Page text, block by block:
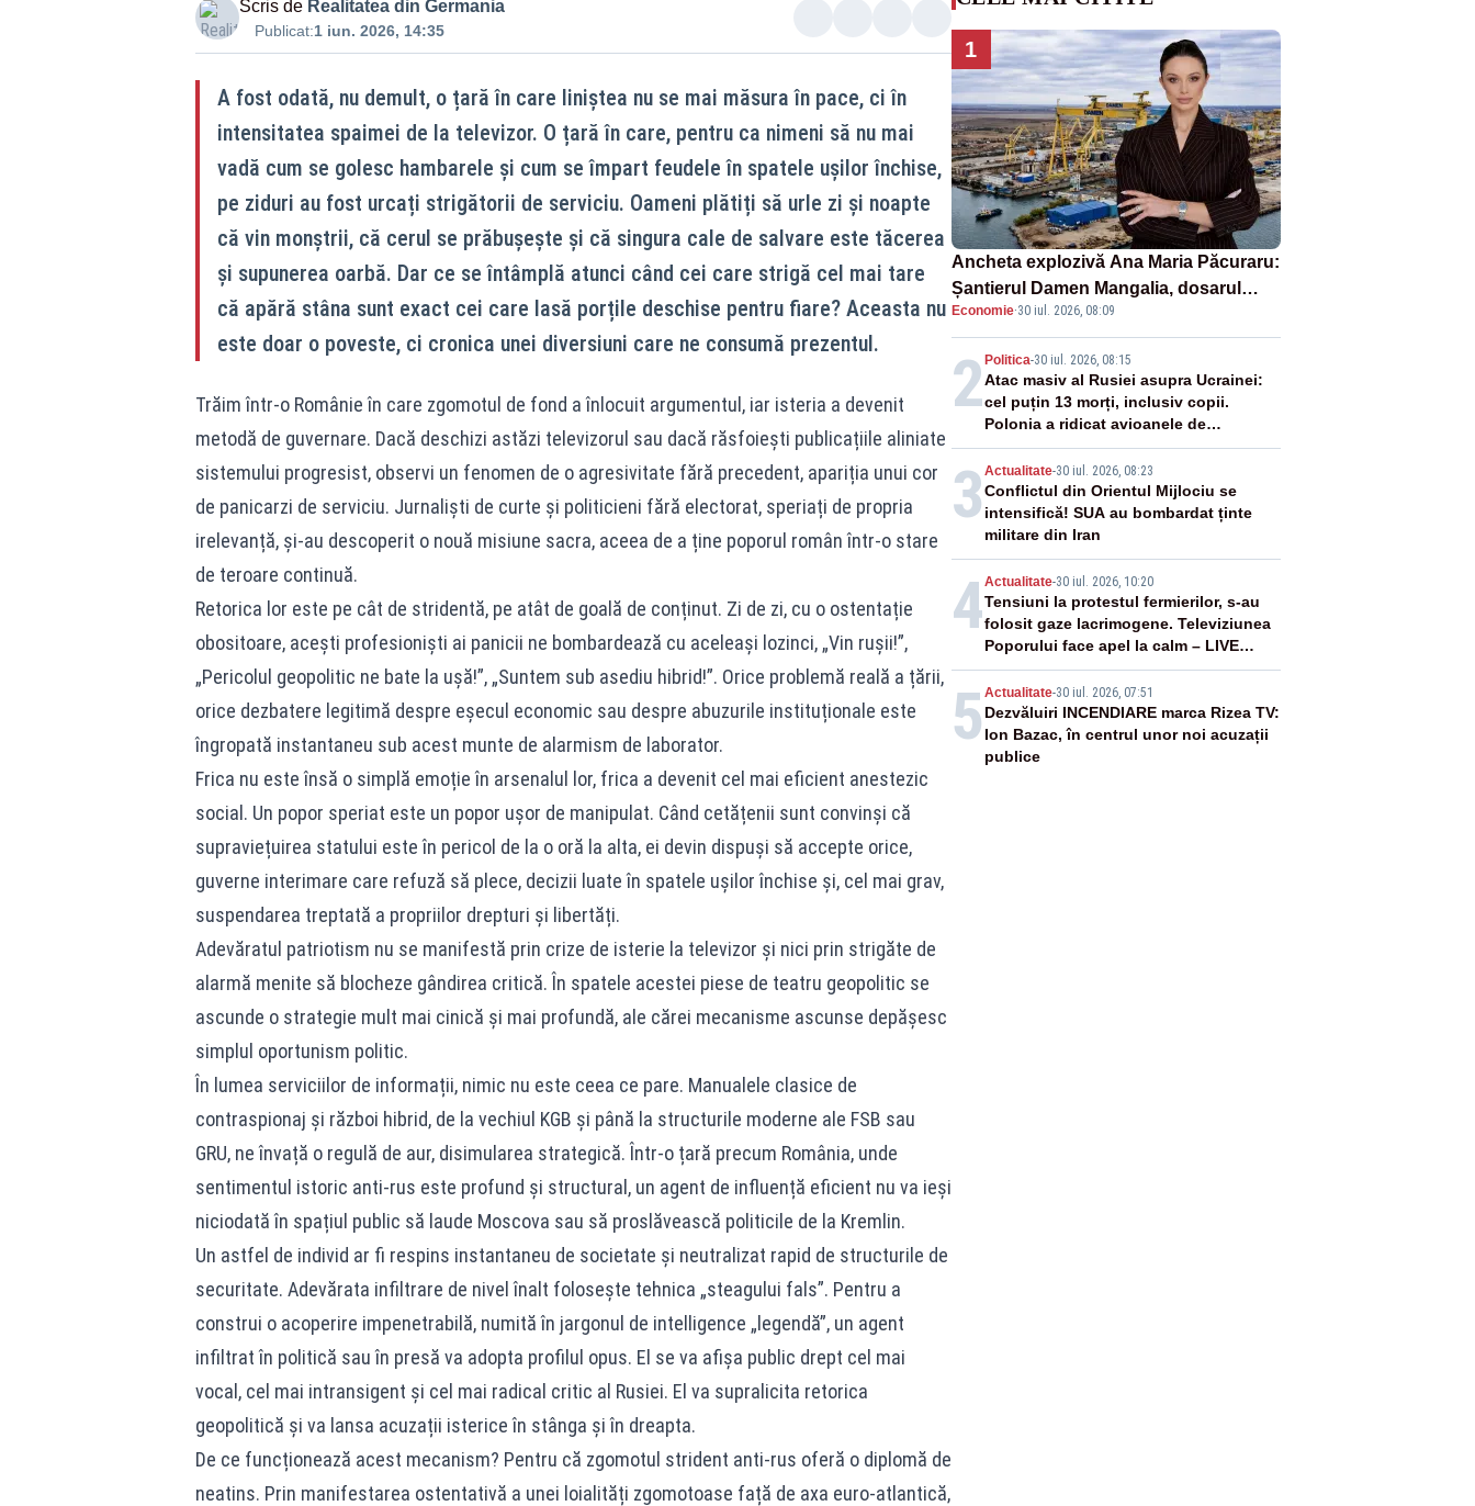
Scris de Realitatea din Germania
Publicat:1 iun. 2026, 14:35
A fost odată, nu demult, o țară în care liniștea nu se mai măsura în pace, ci în
intensitatea spaimei de la televizor. O țară în care, pentru ca nimeni să nu mai
vadă cum se golesc hambarele și cum se împart feudele în spatele ușilor închise,
pe ziduri au fost urcați strigătorii de serviciu. Oameni plătiți să urle zi și noapte
că vin monștrii, că cerul se prăbușește și că singura cale de salvare este tăcerea
și supunerea oarbă. Dar ce se întâmplă atunci când cei care strigă cel mai tare
că apără stâna sunt exact cei care lasă porțile deschise pentru fiare? Aceasta nu
este doar o poveste, ci cronica unei diversiuni care ne consumă prezentul.
Trăim într-o Românie în care zgomotul de fond a înlocuit argumentul, iar isteria a devenit
metodă de guvernare. Dacă deschizi astăzi televizorul sau dacă răsfoiești publicațiile aliniate
sistemului progresist, observi un fenomen de o agresivitate fără precedent, apariția unui cor
de panicarzi de serviciu. Jurnaliști de curte și politicieni fără electorat, speriați de propria
irelevanță, și-au descoperit o nouă misiune sacra, aceea de a ține poporul român într-o stare
de teroare continuă.
Retorica lor este pe cât de stridentă, pe atât de goală de conținut. Zi de zi, cu o ostentație
obositoare, acești profesioniști ai panicii ne bombardează cu aceleași lozinci, „Vin rușii!”,
„Pericolul geopolitic ne bate la ușă!”, „Suntem sub asediu hibrid!”. Orice problemă reală a țării,
orice dezbatere legitimă despre eșecul economic sau despre abuzurile instituționale este
îngropată instantaneu sub acest munte de alarmism de laborator.
Frica nu este însă o simplă emoție în arsenalul lor, frica a devenit cel mai eficient anestezic
social. Un popor speriat este un popor ușor de manipulat. Când cetățenii sunt convinși că
supraviețuirea statului este în pericol de la o oră la alta, ei devin dispuși să accepte orice,
guverne interimare care refuză să plece, decizii luate în spatele ușilor închise și, cel mai grav,
suspendarea treptată a propriilor drepturi și libertăți.
Adevăratul patriotism nu se manifestă prin crize de isterie la televizor și nici prin strigăte de
alarmă menite să blocheze gândirea critică. În spatele acestei piese de teatru geopolitic se
ascunde o strategie mult mai cinică și mai profundă, ale cărei mecanisme ascunse depășesc
simplul oportunism politic.
În lumea serviciilor de informații, nimic nu este ceea ce pare. Manualele clasice de
contraspionaj și război hibrid, de la vechiul KGB și până la structurile moderne ale FSB sau
GRU, ne învață o regulă de aur, disimularea strategică. Într-o țară precum România, unde
sentimentul istoric anti-rus este profund și structural, un agent de influență eficient nu va ieși
niciodată în spațiul public să laude Moscova sau să proslăvească politicile de la Kremlin.
Un astfel de individ ar fi respins instantaneu de societate și neutralizat rapid de structurile de
securitate. Adevărata infiltrare de nivel înalt folosește tehnica „steagului fals”. Pentru a
construi o acoperire impenetrabilă, numită în jargonul de intelligence „legendă”, un agent
infiltrat în politică sau în presă va adopta profilul opus. El se va afișa public drept cel mai
vocal, cel mai intransigent și cel mai radical critic al Rusiei. El va supralicita retorica
geopolitică și va lansa acuzații isterice în stânga și în dreapta.
De ce funcționează acest mecanism? Pentru că zgomotul strident anti-rus oferă o diplomă de
neatins. Prin manifestarea ostentativă a unei loialități zgomotoase față de axa euro-atlantică,
1
Ancheta explozivă Ana Maria Păcuraru:
Șantierul Damen Mangalia, dosarul
care scufundă apărarea României
Economie·30 iul. 2026, 08:09
2 Politica-30 iul. 2026, 08:15
Atac masiv al Rusiei asupra Ucrainei:
cel puțin 13 morți, inclusiv copii.
Polonia a ridicat avioanele de
vânătoare
3 Actualitate-30 iul. 2026, 08:23
Conflictul din Orientul Mijlociu se
intensifică! SUA au bombardat ținte
militare din Iran
4Actualitate-30 iul. 2026, 10:20
Tensiuni la protestul fermierilor, s-au
folosit gaze lacrimogene. Televiziunea
Poporului face apel la calm – LIVE
TEXT
5 Actualitate-30 iul. 2026, 07:51
Dezvăluiri INCENDIARE marca Rizea TV:
Ion Bazac, în centrul unor noi acuzații
publice